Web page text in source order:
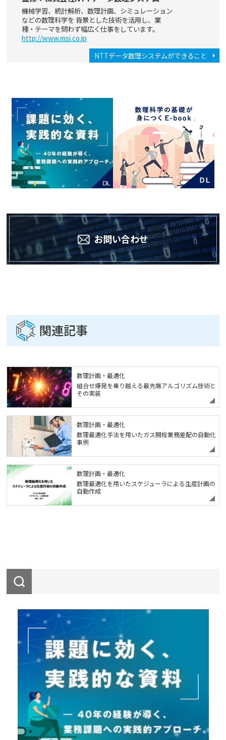
機械学習、統計解析、数理計画、シミュレーション
などの数理科学を 背景とした技術を活用し、業
種・テーマを問わず幅広く仕事をしています。
http://www.msi.co.jp
NTTデータ数理システムができること
お問い合わせ
関連記事
数理計画・最適化
組合せ爆発を乗り越える最先端アルゴリズム技術と
その実装
数理計画・最適化
数理最適化手法を用いたガス開栓業務差配の自動化
事例
数理計画・最適化
数理最適化を用いたスケジューラによる生産計画の
自動作成